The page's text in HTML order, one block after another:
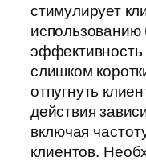
стимулирует
слишком
отпугнуть
действия
включая
клиентов.